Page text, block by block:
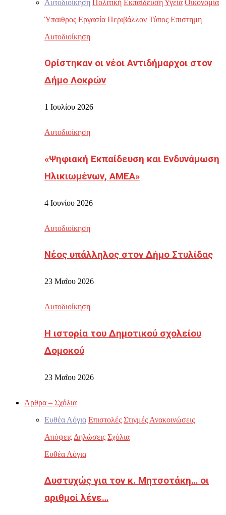
Αυτοδιοίκηση Πολιτική ΕκπαίδευσηΥγεία Οικονομία
Ύπαιθρος Εργασία Περιβάλλον Τύπος Επιστημη
Αυτοδιοίκηση
Ορίστηκαν οι νέοι Αντιδήμαρχοι στον
Δήμο Λοκρών
1 Ιουλίου 2026
Αυτοδιοίκηση
«Ψηφιακή Εκπαίδευση και Ενδυνάμωση
Ηλικιωμένων, ΑΜΕΑ»
4 Ιουνίου 2026
Αυτοδιοίκηση
Νέος υπάλληλος στον Δήμο Στυλίδας
23 Μαΐου 2026
Αυτοδιοίκηση
Η ιστορία του Δημοτικού σχολείου
Δομοκού
23 Μαΐου 2026
Άρθρα – Σχόλια
Ευθέα Λόγια Επιστολές Στιγμές Ανακοινώσεις
Απόψεις Δηλώσεις Σχόλια
Ευθέα Λόγια
Δυστυχώς για τον κ. Μητσοτάκη… οι
αριθμοί λένε…